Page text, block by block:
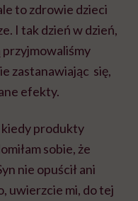
to zdrowie dzieci
I tak dzień w dzień,
zastanawiając się,
efekty.
produkty
sobie, że
nie opuścił ani
uwierzcie mi, do tej